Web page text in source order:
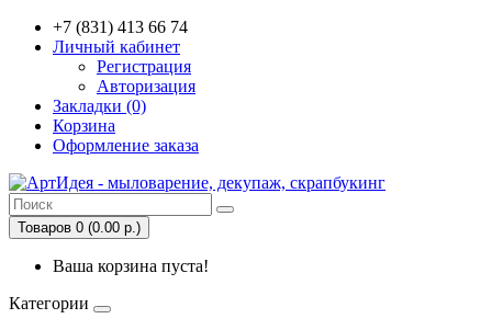
+7 (831) 413 66 74
Личный кабинет
Регистрация
Авторизация
Закладки (0)
Корзина
Оформление заказа
Товаров 0 (0.00 р.)
Ваша корзина пуста!
Категории